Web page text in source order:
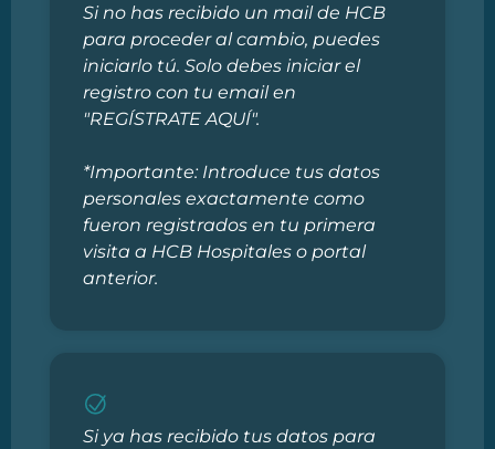
Si no has recibido un mail de HCB
para proceder al cambio, puedes
iniciarlo tú. Solo debes iniciar el
registro con tu email en
"REGÍSTRATE AQUÍ".
*Importante: Introduce tus datos
personales exactamente como
fueron registrados en tu primera
visita a HCB Hospitales o portal
anterior.
Si ya has recibido tus datos para